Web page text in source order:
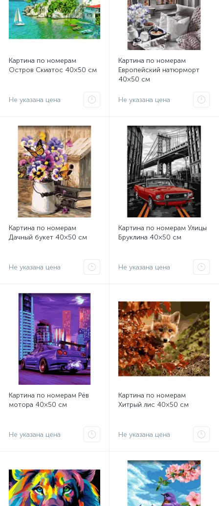
Картина по номерам
Остров Скиатос 40×50 см
Не указана цена
Картина по номерам
Европейский натюрморт
40×50 см
Не указана цена
Картина по номерам
Дачный букет 40×50 см
Не указана цена
Картина по номерам Улицы
Бруклина 40×50 см
Не указана цена
Картина по номерам Рёв
мотора 40×50 см
Не указана цена
Картина по номерам
Хитрый лис 40×50 см
Не указана цена